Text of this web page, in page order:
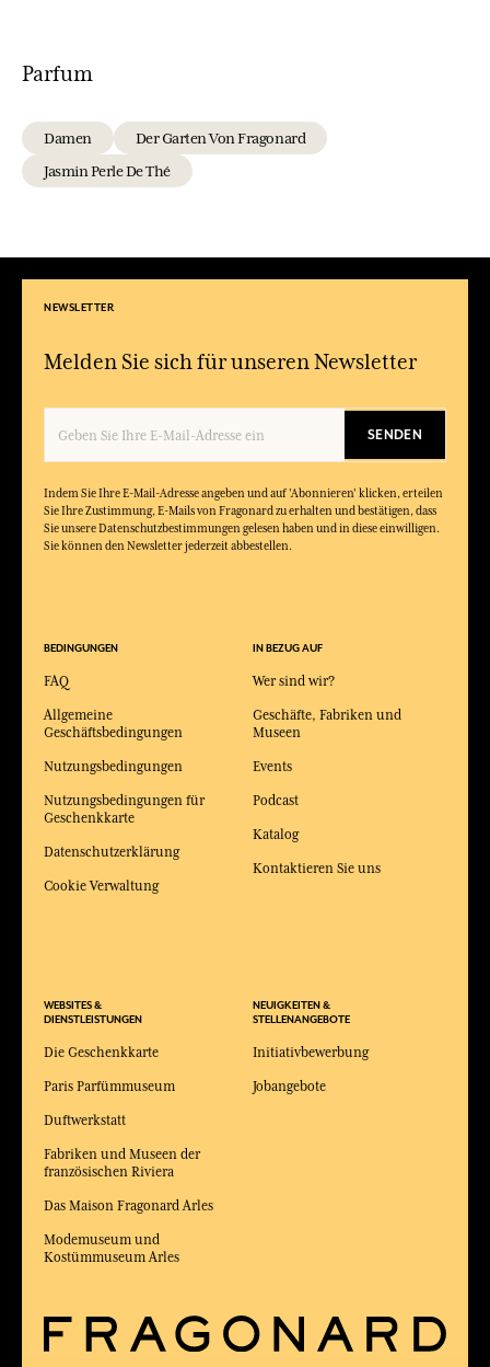
Parfum
Damen
Der Garten Von Fragonard
Jasmin Perle De Thé
NEWSLETTER
Melden Sie sich für unseren Newsletter
SENDEN
Indem Sie Ihre E-Mail-Adresse angeben und auf 'Abonnieren' klicken, erteilen
Sie Ihre Zustimmung, E-Mails von Fragonard zu erhalten und bestätigen, dass
Sie unsere Datenschutzbestimmungen gelesen haben und in diese einwilligen.
Sie können den Newsletter jederzeit abbestellen.
BEDINGUNGEN
FAQ
Allgemeine
Geschäftsbedingungen
Nutzungsbedingungen
Nutzungsbedingungen für
Geschenkkarte
Datenschutzerklärung
Cookie Verwaltung
WEBSITES &
DIENSTLEISTUNGEN
Die Geschenkkarte
Paris Parfümmuseum
Duftwerkstatt
Fabriken und Museen der
französischen Riviera
Das Maison Fragonard Arles
Modemuseum und
Kostümmuseum Arles
IN BEZUG AUF
Wer sind wir?
Geschäfte, Fabriken und
Museen
Events
Podcast
Katalog
Kontaktieren Sie uns
NEUIGKEITEN &
STELLENANGEBOTE
Initiativbewerbung
Jobangebote